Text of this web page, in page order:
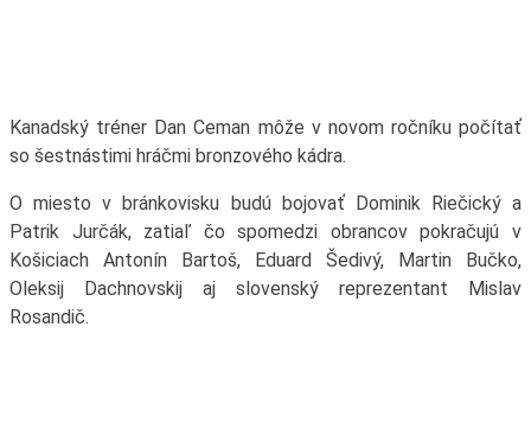
Kanadský tréner Dan Ceman môže v novom ročníku počítať
so šestnástimi hráčmi bronzového kádra.
O miesto v bránkovisku budú bojovať Dominik Riečický a
Patrik Jurčák, zatiaľ čo spomedzi obrancov pokračujú v
Košiciach Antonín Bartoš, Eduard Šedivý, Martin Bučko,
Oleksij Dachnovskij aj slovenský reprezentant Mislav
Rosandič.